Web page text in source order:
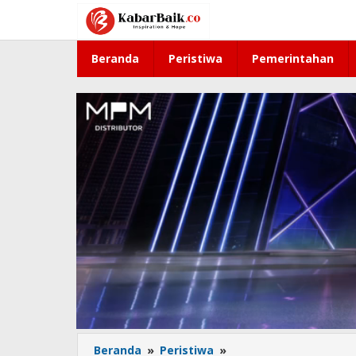
konten
Beranda Peristiwa Pemerintahan
Beranda » Peristiwa »